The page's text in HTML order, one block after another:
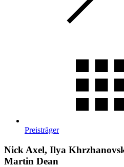
Preisträger
Nick Axel, Ilya
Martin Dean